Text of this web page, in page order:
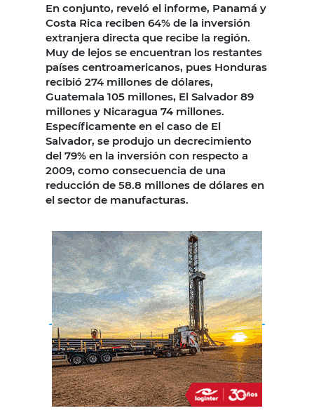
En conjunto, reveló el informe, Panamá y
Costa Rica reciben 64% de la inversión
extranjera directa que recibe la región.
Muy de lejos se encuentran los restantes
países centroamericanos, pues Honduras
recibió 274 millones de dólares,
Guatemala 105 millones, El Salvador 89
millones y Nicaragua 74 millones.
Específicamente en el caso de El
Salvador, se produjo un decrecimiento
del 79% en la inversión con respecto a
2009, como consecuencia de una
reducción de 58.8 millones de dólares en
el sector de manufacturas.